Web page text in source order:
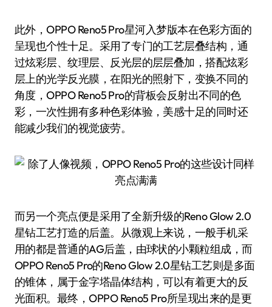
此外，OPPO Reno5 Pro星河入梦版本在色彩方面的
呈现也个性十足。采用了专门的工艺层叠结构，通
过炫彩层、纹理层、反光层的层层叠加，搭配炫彩
层上的光学反光膜，在阳光的照射下，变换不同的
角度，OPPO Reno5 Pro的背板会反射出不同的色
彩，一次性拥有多种色彩体验，美感十足的同时还
能减少我们的视觉疲劳。
而另一个亮点便是采用了全新升级的Reno Glow 2.0
星钻工艺打造的后盖。从微观上来说，一般手机采
用的都是普通的AG后盖，由球状的小颗粒组成，而
OPPO Reno5 Pro的Reno Glow 2.0星钻工艺则是多面
的锥体，属于金字塔晶体结构，可以有着更大的反
光面积。最终，OPPO Reno5 Pro所呈现出来的是更